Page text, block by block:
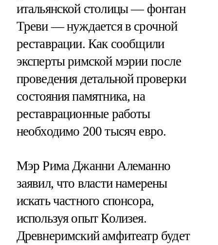
итальянской столицы — фонтан
Треви — нуждается в срочной
реставрации. Как сообщили
эксперты римской мэрии после
проведения детальной проверки
состояния памятника, на
реставрационные работы
необходимо 200 тысяч евро.
Мэр Рима Джанни Алеманно
заявил, что власти намерены
искать частного спонсора,
используя опыт Колизея.
Древнеримский амфитеатр будет